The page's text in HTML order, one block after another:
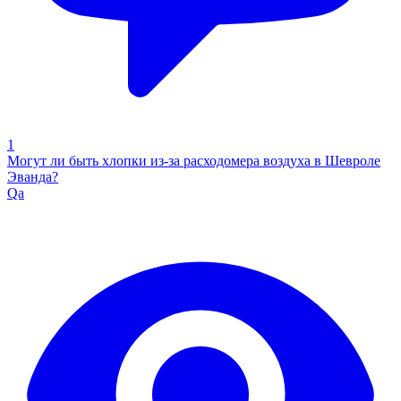
1
Могут ли быть хлопки из-за расходомера воздуха в Шевроле
Эванда?
Qa